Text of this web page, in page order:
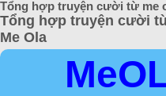
Tổng hợp truyện cười từ me
Tổng hợp truyện cười từ
Me Ola